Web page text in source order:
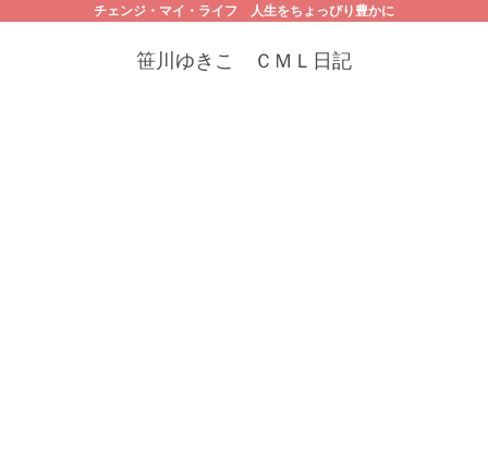
チェンジ・マイ・ライフ 人生をちょっぴり豊かに
笹川ゆきこ ＣＭＬ日記